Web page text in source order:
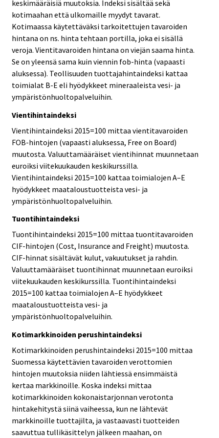
keskimääräisiä muutoksia. Indeksi sisältää sekä
kotimaahan että ulkomaille myydyt tavarat.
Kotimaassa käytettäväksi tarkoitettujen tavaroiden
hintana on ns. hinta tehtaan portilla, joka ei sisällä
veroja. Vientitavaroiden hintana on viejän saama hinta.
Se on yleensä sama kuin viennin fob-hinta (vapaasti
aluksessa). Teollisuuden tuottajahintaindeksi kattaa
toimialat B-E eli hyödykkeet mineraaleista vesi- ja
ympäristönhuoltopalveluihin.
Vientihintaindeksi
Vientihintaindeksi 2015=100 mittaa vientitavaroiden
FOB-hintojen (vapaasti aluksessa, Free on Board)
muutosta. Valuuttamääräiset vientihinnat muunnetaan
euroiksi viitekuukauden keskikurssilla.
Vientihintaindeksi 2015=100 kattaa toimialojen A–E
hyödykkeet maataloustuotteista vesi- ja
ympäristönhuoltopalveluihin.
Tuontihintaindeksi
Tuontihintaindeksi 2015=100 mittaa tuontitavaroiden
CIF-hintojen (Cost, Insurance and Freight) muutosta.
CIF-hinnat sisältävät kulut, vakuutukset ja rahdin.
Valuuttamääräiset tuontihinnat muunnetaan euroiksi
viitekuukauden keskikurssilla. Tuontihintaindeksi
2015=100 kattaa toimialojen A–E hyödykkeet
maataloustuotteista vesi- ja
ympäristönhuoltopalveluihin.
Kotimarkkinoiden perushintaindeksi
Kotimarkkinoiden perushintaindeksi 2015=100 mittaa
Suomessa käytettävien tavaroiden verottomien
hintojen muutoksia niiden lähtiessä ensimmäistä
kertaa markkinoille. Koska indeksi mittaa
kotimarkkinoiden kokonaistarjonnan verotonta
hintakehitystä siinä vaiheessa, kun ne lähtevät
markkinoille tuottajilta, ja vastaavasti tuotteiden
saavuttua tullikäsittelyn jälkeen maahan, on